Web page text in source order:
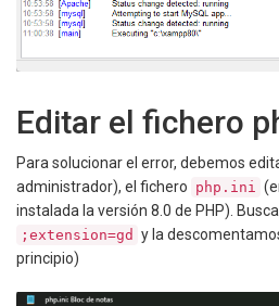
Editar el fichero
Para solucionar el error, debemos
administrador), el fichero php.ini
instalada la versión 8.0 de PHP).
;extension=gd y la
principio)